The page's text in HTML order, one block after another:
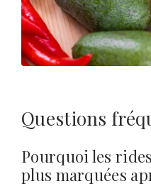
Questions
Pourquoi les
plus marquées